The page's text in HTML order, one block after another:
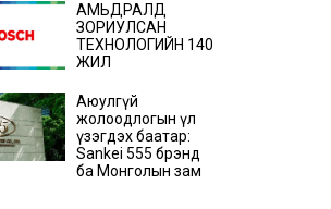
АМЬДРАЛД
ЗОРИУЛСАН
ТЕХНОЛОГИЙН 140
ЖИЛ
Аюулгүй
жолоодлогын үл
үзэгдэх баатар:
Sankei 555 брэнд
ба Монголын зам